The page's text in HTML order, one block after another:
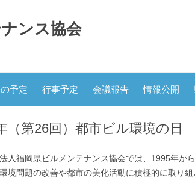
ンス協会
ン
テ
ス
キ
予定 行事予定 会議報告 情報公開
（第26回）都市ビル環境の日
人福岡県ビルメンテナンス協会では、1995年か
境問題の改善や都市の美化活動に積極的に取り組